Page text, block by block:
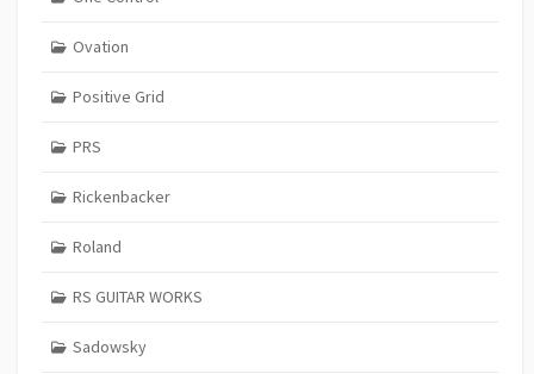
Ovation
Positive Grid
PRS
Rickenbacker
Roland
RS GUITAR WORKS
Sadowsky